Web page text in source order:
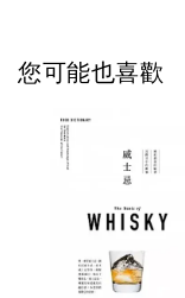
您可能也喜歡